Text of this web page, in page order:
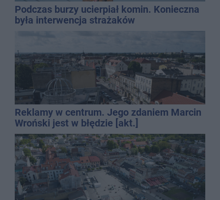
Podczas burzy ucierpiał komin. Konieczna
była interwencja strażaków
Reklamy w centrum. Jego zdaniem Marcin
Wroński jest w błędzie [akt.]